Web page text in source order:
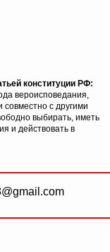
конституции РФ:
вероисповедания,
с другими
выбирать, иметь
и действовать в